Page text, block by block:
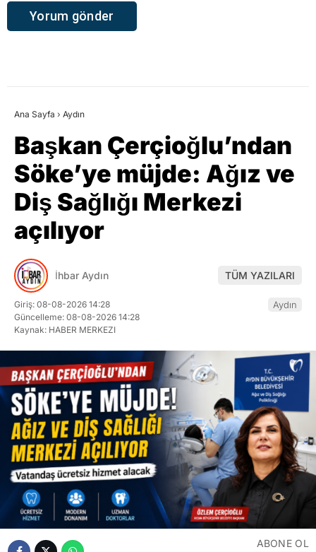
Ana Sayfa › Aydın
Başkan Çerçioğlu’ndan
Söke’ye müjde: Ağız ve
Diş Sağlığı Merkezi
açılıyor
İhbar Aydın TÜM YAZILARI
Giriş: 08-08-2026 14:28
Güncelleme: 08-08-2026 14:28
Kaynak: HABER MERKEZI
Aydın
ABONE OL